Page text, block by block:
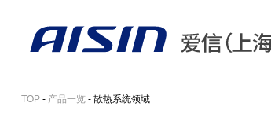
TOP- 产品一览- 散热系统领域